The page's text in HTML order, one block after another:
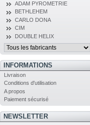
ADAM PYROMETRIE
BETHLEHEM
CARLO DONA
CIM
DOUBLE HELIX
INFORMATIONS
Livraison
Conditions d'utilisation
A propos
Paiement sécurisé
NEWSLETTER